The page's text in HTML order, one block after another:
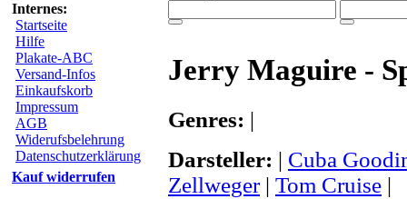
Internes:
Startseite
Hilfe
Plakate-ABC
Versand-Infos
Einkaufskorb
Impressum
AGB
Widerufsbelehrung
Datenschutzerklärung
Kauf widerrufen
Jerry Maguire -
Genres: |
Darsteller: | Cuba
Zellweger| Tom Cruise |